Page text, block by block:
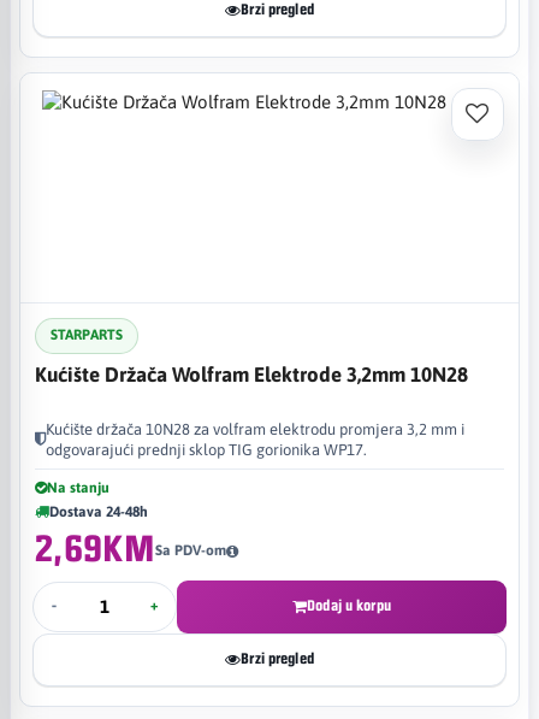
Brzi pregled
STARPARTS
Kućište Držača Wolfram Elektrode 3,2mm 10N28
Kućište držača 10N28 za volfram elektrodu promjera 3,2 mm i
odgovarajući prednji sklop TIG gorionika WP17.
Na stanju
Dostava 24-48h
2,69KMSa PDV-om
- + Dodaj u korpu
Brzi pregled